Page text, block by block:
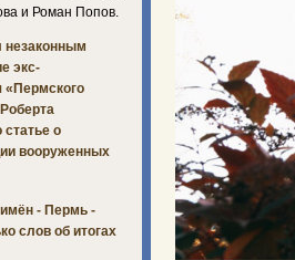
и Роман Попов.
незаконным
экс-
«Пермского
о
вооруженных
- Пермь -
слов об итогах